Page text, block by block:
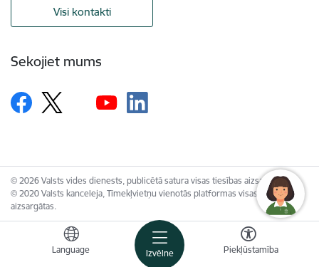
Izvēlne
Language Piekļūstamība
Visi kontakti
Sekojiet mums
© 2026 Valsts vides dienests, publicētā satura visas tiesības aizsargātas.
© 2020 Valsts kanceleja, Tīmekļvietņu vienotās platformas visas tiesības
aizsargātas.